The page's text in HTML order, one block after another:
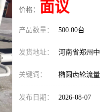
价格： 面议
产品数量： 500.00台
发货地址： 河南省郑州
关键词： 椭圆齿轮流
发布日期： 2026-08-07